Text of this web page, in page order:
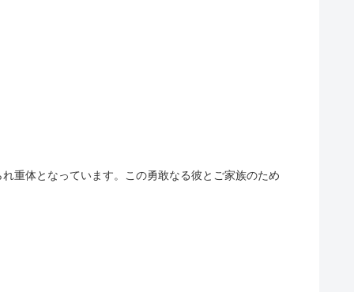
重体となっています。この勇敢なる彼とご家族のため